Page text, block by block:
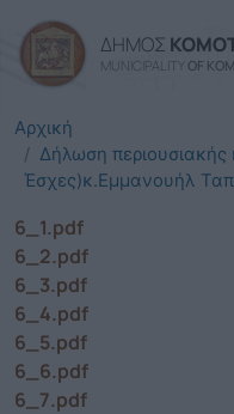
ΔΗΜΟΣ
MUNICIPALITY OF
Αρχική
Δήλωση
Έσχες)κ.Εμμανουήλ
6_1.pdf
6_2.pdf
6_3.pdf
6_4.pdf
6_5.pdf
6_6.pdf
6_7.pdf